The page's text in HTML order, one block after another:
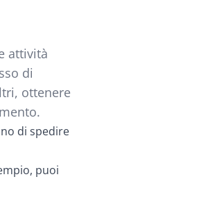
attività
di
ottenere
di spedire
puoi